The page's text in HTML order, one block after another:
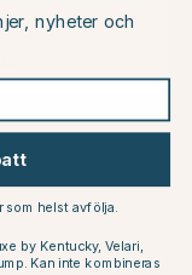
(19) 4.8 utav 5
nyheter och
helst avfölja.
by Kentucky, Velari,
Kan inte kombineras